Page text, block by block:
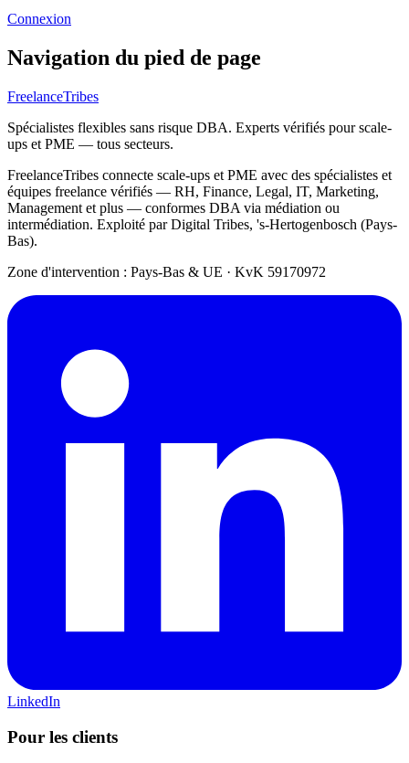
Connexion
Navigation du pied de page
FreelanceTribes
Spécialistes flexibles sans risque DBA. Experts vérifiés pour scale-
ups et PME — tous secteurs.
FreelanceTribes connecte scale-ups et PME avec des spécialistes et
équipes freelance vérifiés — RH, Finance, Legal, IT, Marketing,
Management et plus — conformes DBA via médiation ou
intermédiation. Exploité par Digital Tribes, 's-Hertogenbosch (Pays-
Bas).
Zone d'intervention : Pays-Bas & UE · KvK 59170972
LinkedIn
Pour les clients